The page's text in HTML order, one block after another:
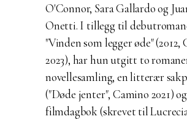
O'Connor, Sara Gallardo og
Onetti. I tillegg til
"Vinden som legger øde" (2012,
2023), har hun utgitt to
novellesamling, en litterær
("Døde jenter", Camino 2021)
filmdagbok (skrevet til